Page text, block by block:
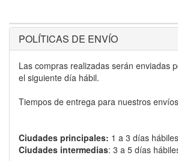
POLÍTICAS DE ENVÍO
Las compras realizadas serán enviadas
el siguiente día hábil.
Tiempos de entrega para nuestros
Ciudades principales: 1 a 3 días
Ciudades intermedias: 3 a 5 días